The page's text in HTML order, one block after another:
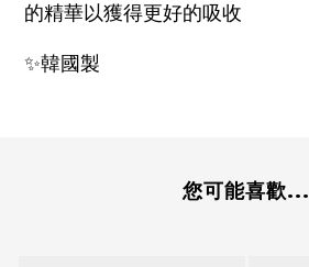
的精華以獲得更好的吸收
✨韓國製
您可能喜歡...